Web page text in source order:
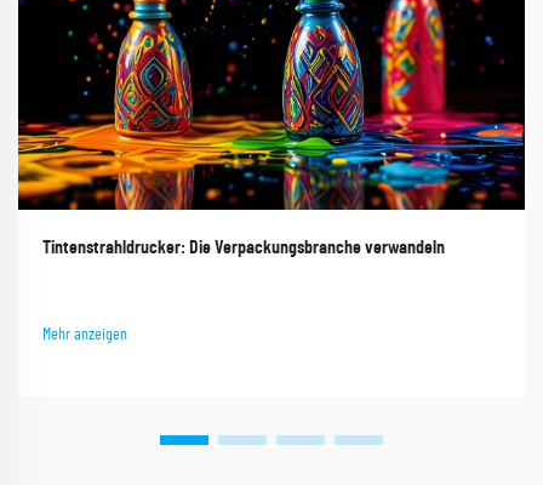
Tintenstrahldrucker: Die Verpackungsbranche verwandeln
Mehr anzeigen